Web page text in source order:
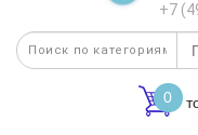
+7
0